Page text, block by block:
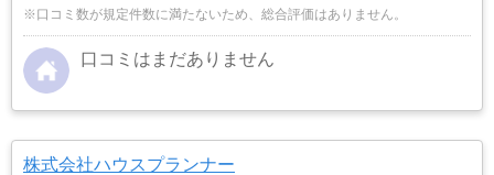
※口コミ数が規定件数に満たないため、総合評価はありません。
口コミはまだありません
株式会社ハウスプランナー